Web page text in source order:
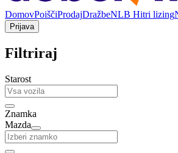
DomovPoiščiProdajDražbeNLB Hitri lizing
Prijava
Filtriraj
Starost
Znamka
Mazda